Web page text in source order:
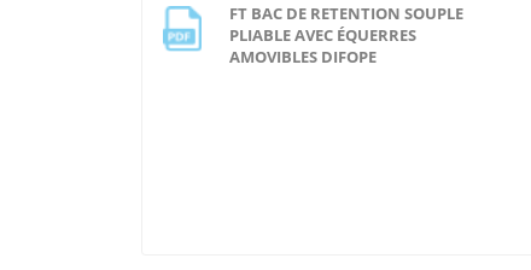
FT BAC DE RETENTION SOUPLE
PLIABLE AVEC ÉQUERRES
AMOVIBLES DIFOPE